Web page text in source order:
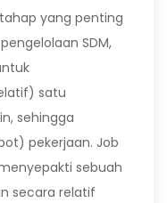
yang penting
SDM,
satu
sehingga
pekerjaan. Job
sebuah
secara relatif